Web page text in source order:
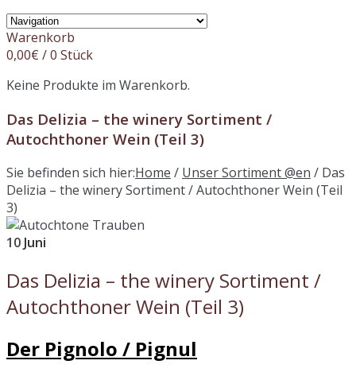
Warenkorb
0,00€ / 0 Stück
Keine Produkte im Warenkorb.
Das Delizia – the winery Sortiment /
Autochthoner Wein (Teil 3)
Sie befinden sich hier:Home / Unser Sortiment @en / Das
Delizia – the winery Sortiment / Autochthoner Wein (Teil
3)
10 Juni
Das Delizia – the winery Sortiment /
Autochthoner Wein (Teil 3)
Der Pignolo / Pignul